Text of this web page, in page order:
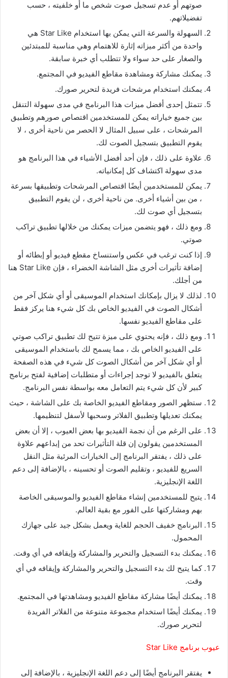
صوتهم أو عدم تسجيل صوت شخص ما أو خلفيته ، حسب
تفضيلاتهم.
السهولة والسرعة التي يمكن بها استخدام Star Like هي
واحدة من أكثر ميزاته إثارة للاهتمام وهي مناسبة للمبتدئين
والصغار على حد سواء ولا تتطلب أي خبرة سابقة.
يمكنك مشاركة ومشاهدة مقاطع الفيديو في المجتمع.
يمكنك استخدام مرشحات فريدة لتحرير صورك.
تتمثل إحدى أفضل ميزات هذا البرنامج في مدى سهولة التنقل
بين جميع خياراته يمكن للمستخدمين اقتصاص صورهم وتطبيق
المرشحات ، على سبيل المثال لا الحصر من ناحية أخرى ، لا
يقوم التطبيق بتسجيل الصوت لك.
علاوة على ذلك ، فإن أحد أفضل الأشياء في هذا البرنامج هو
مدى سهولة اكتشاف كل إمكانياته.
يمكن للمستخدمين أيضًا اقتصاص المرشحات وتطبيقها بسرعة
، من بين أشياء أخرى. من ناحية أخرى ، لن يقوم التطبيق
بتسجيل أي صوت لك.
ومع ذلك ، فهو يتضمن ميزات يمكنك من خلالها تطبيق تراكب
صوتي.
إذا كنت ترغب في عكس واستنساخ مقطع فيديو أو إبطائه أو
إضافة تأثيرات أخرى مثل الشاشة الخضراء ، فإن Star Like هنا
من أجلك.
لذلك لا يزال بإمكانك استخدام الموسيقى أو أي شكل آخر من
أشكال الصوت في الفيديو الخاص بك كل شيء هنا يركز فقط
على مقاطع الفيديو نفسها.
ومع ذلك ، فإنه يحتوي على ميزة تتيح لك تطبيق تراكب صوتي
على الفيديو الخاص بك ، مما يسمح لك باستخدام الموسيقى
أو أي شكل آخر من أشكال الصوت كل شيء في هذه الصفحة
يتعلق بالفيديو لا توجد إجراءات أو متطلبات إضافية لفتح برنامج
كبير لأن كل شيء يتم التعامل معه بواسطة نفس البرنامج.
ستظهر الصور ومقاطع الفيديو الخاصة بك على الشاشة ، حيث
يمكنك تعديلها وتطبيق الفلاتر وسحبها لأسفل لتنظيمها.
على الرغم من أن نجمة الفيديو بها بعض العيوب ، إلا أن بعض
المستخدمين يقولون إن قلة التأثيرات تحد من إبداعهم علاوة
على ذلك ، يفتقر البرنامج إلى الخيارات المرئية مثل النقل
السريع للفيديو ، وتقليم الصوت أو تحسينه ، بالإضافة إلى دعم
اللغة الإنجليزية.
يتيح للمستخدمين إنشاء مقاطع الفيديو والموسيقى الخاصة
بهم ومشاركتها على الفور مع بقية العالم.
البرنامج خفيف الحجم للغاية ويعمل بشكل جيد على جهازك
المحمول.
يمكنك بدء التسجيل والتحرير والمشاركة وإيقافه في أي وقت.
كما يتيح لك بدء التسجيل والتحرير والمشاركة وإيقافه في أي
وقت.
يمكنك أيضًا مشاركة مقاطع الفيديو ومشاهدتها في المجتمع.
يمكنك أيضًا استخدام مجموعة متنوعة من الفلاتر الفريدة
لتحرير صورك.
عيوب برنامج Star Like
يفتقر البرنامج أيضًا إلى دعم اللغة الإنجليزية ، بالإضافة إلى